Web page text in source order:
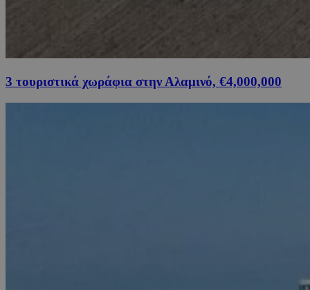
3 τουριστικά χωράφια στην Αλαμινό, €4,000,000